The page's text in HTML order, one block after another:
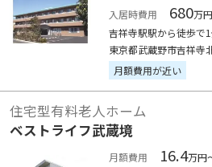
入居時費用
680万
吉祥寺駅駅から徒歩で
東京都武蔵野市吉祥寺
月額費用が近い
住宅型有料老人ホーム
ベストライフ武蔵境
月額費用 16.4万円